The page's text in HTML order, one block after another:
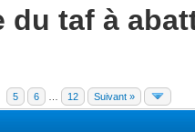
du taf à
5 6 12 Suivant »